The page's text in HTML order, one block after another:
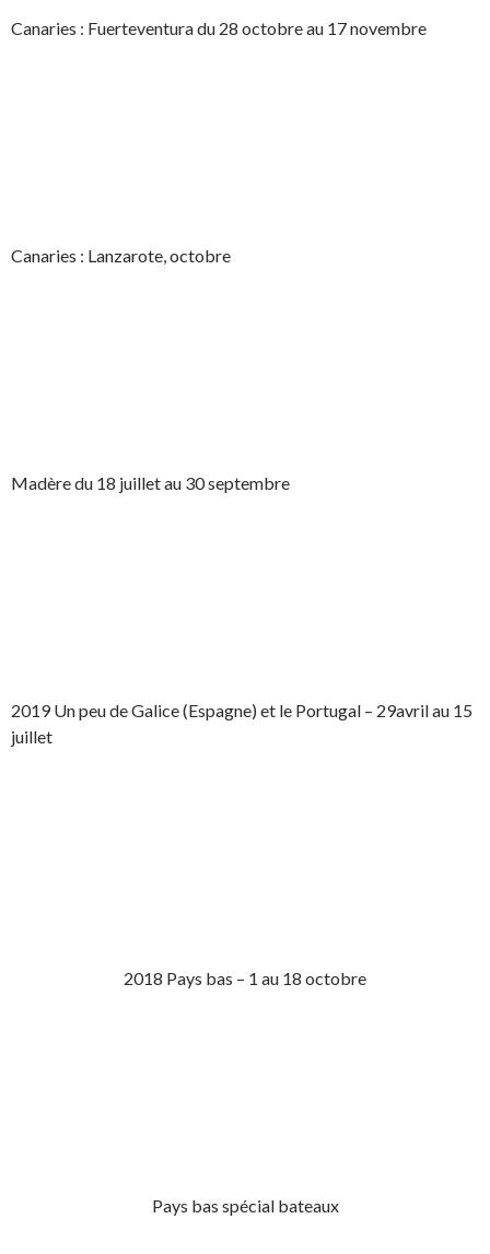
Canaries : Fuerteventura du 28 octobre au 17 novembre
Canaries : Lanzarote, octobre
Madère du 18 juillet au 30 septembre
2019 Un peu de Galice (Espagne) et le Portugal – 29avril au 15
juillet
2018 Pays bas – 1 au 18 octobre
Pays bas spécial bateaux